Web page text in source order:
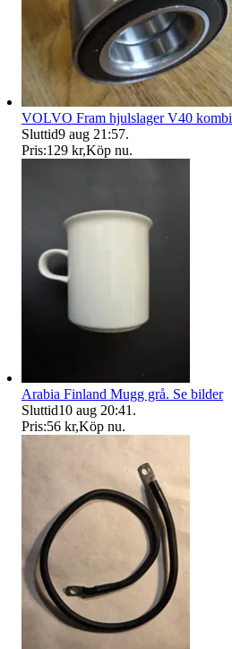
VOLVO Fram hjulslager V40
Sluttid9 aug 21:57.
Pris:129 kr,Köp nu.
Arabia Finland Mugg grå. Se bilder
Sluttid10 aug 20:41 .
Pris:56 kr,Köp nu.